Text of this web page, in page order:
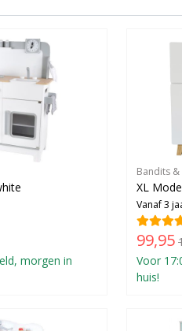
morgen in
Bandits
XL
Vanaf 3
99,95
Voor
huis!